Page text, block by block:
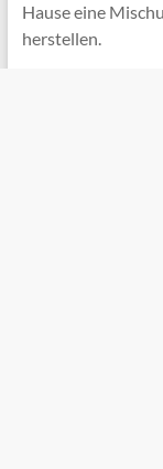
Hause eine
herstellen.